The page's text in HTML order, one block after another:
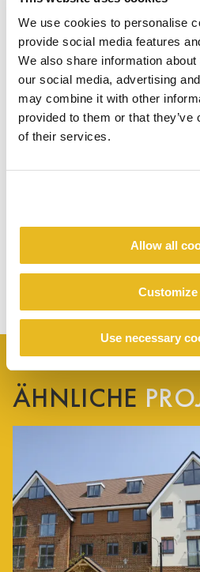
We use cookies to personalise
provide social media features
We also share information
our social media, advertising
may combine it with other
provided to them or that
of their services.
Allow all
Customize
Use necessary
ÄHNLICHE